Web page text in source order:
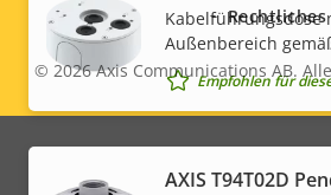
Kabelführungsdose
Außenbereich
Empfohlen für
AXIS T94T02D
Legal
menu
© 2026Axis Communications AB.
Rechtliches